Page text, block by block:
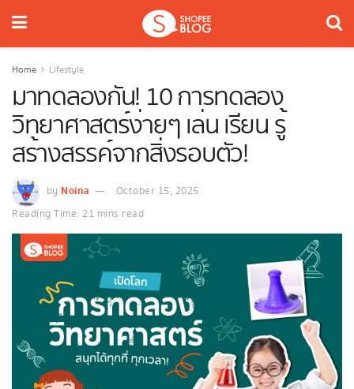
Home Lifestyle
มาทดลองกัน! 10 การทดลอง
วิทยาศาสตร์ง่ายๆ เล่น เรียน รู้
สร้างสรรค์จากสิ่งรอบตัว!
by Noina
October 15, 2025
Reading Time: 21 mins read